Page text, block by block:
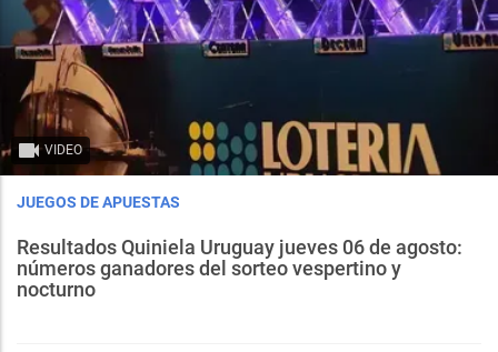
VIDEO
JUEGOS DE APUESTAS
Resultados Quiniela Uruguay jueves 06 de agosto:
números ganadores del sorteo vespertino y
nocturno